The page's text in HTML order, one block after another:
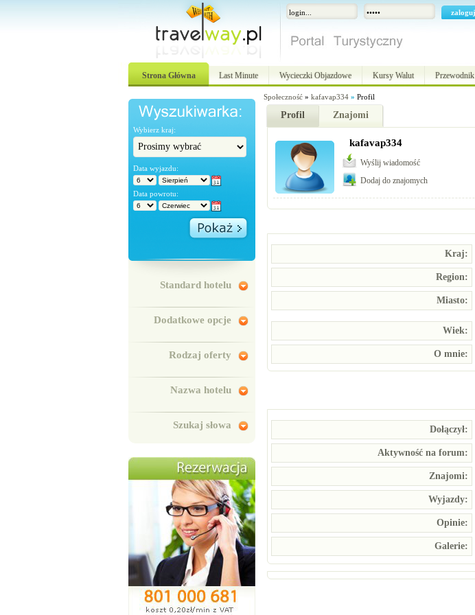
Strona Główna Last Minute Wycieczki Objazdowe Kursy Walut Przewodnik
Wybierz kraj:
Data wyjazdu:
Data powrotu:
Standard hotelu
Dodatkowe opcje
Rodzaj oferty
Nazwa hotelu
Szukaj słowa
Społeczność » kafavap334 » Profil
Profil Znajomi
kafavap334
Wyślij wiadomość
Dodaj do znajomych
Kraj:
Region:
Miasto:
Wiek:
O mnie:
Dołączył:
Aktywność na forum:
Znajomi:
Wyjazdy:
Opinie:
Galerie: